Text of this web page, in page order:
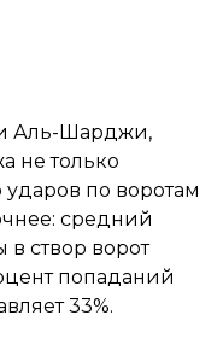
и Аль-Шарджи,
не только
по воротам
средний
створ ворот
попаданий
33%.